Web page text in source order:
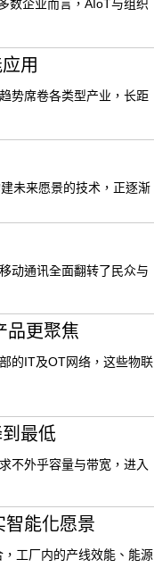
数企业而言，AIoT与组织
用
势席卷各类型产业，长距
未来愿景的技术，正逐渐
动通讯全面翻转了民众与
品更聚焦
的IT及OT网络，这些物联
最低
不外乎容量与带宽，进入
智能化愿景
工厂内的产线效能、能源